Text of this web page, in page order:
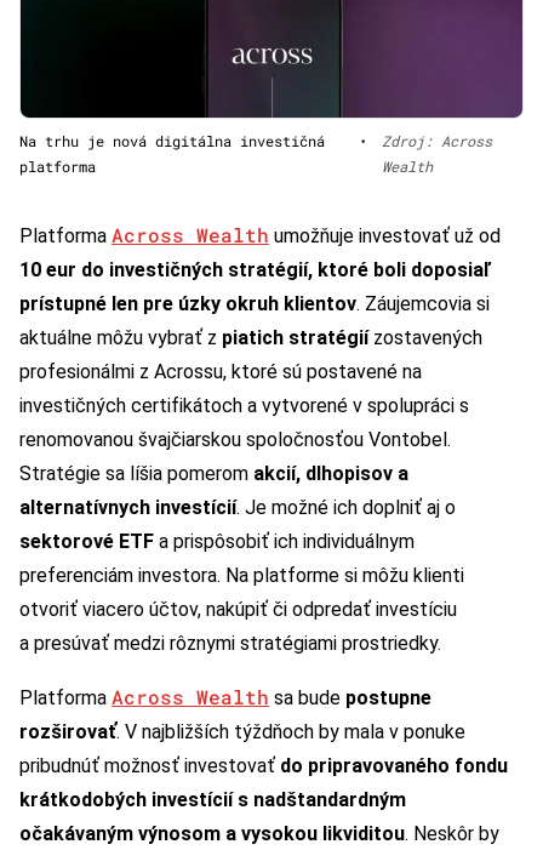
Na trhu je nová digitálna investičná
platforma
•
Zdroj: Across
Wealth
Platforma Across Wealth umožňuje investovať už od
10 eur do investičných stratégií, ktoré boli doposiaľ
prístupné len pre úzky okruh klientov. Záujemcovia si
aktuálne môžu vybrať z piatich stratégiízostavených
profesionálmi z Acrossu, ktoré sú postavené na
investičných certifikátoch a vytvorené v spolupráci s
renomovanou švajčiarskou spoločnosťou Vontobel.
Stratégie sa líšia pomerom akcií, dlhopisov a
alternatívnych investícií. Je možné ich doplniť aj o
sektorové ETF a prispôsobiť ich individuálnym
preferenciám investora. Na platforme si môžu klienti
otvoriť viacero účtov, nakúpiť či odpredať investíciu
a presúvať medzi rôznymi stratégiami prostriedky.
Platforma Across Wealth sa bude postupne
rozširovať. V najbližších týždňoch by mala v ponuke
pribudnúť možnosť investovať do pripravovaného fondu
krátkodobých investícií s nadštandardným
očakávaným výnosom a vysokou likviditou. Neskôr by